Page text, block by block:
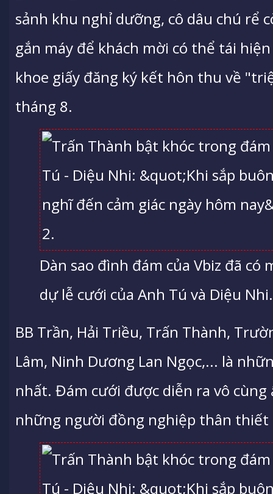
sảnh khu nghỉ dưỡng, cô dâu chú rể
gắn máy để khách mời có thể tái
khoe giấy đăng ký kết hôn thu về
tháng 8.
Dàn sao đình đám của Vbiz đã
dự lễ cưới của Anh Tú và Diệu
BB Trần, Hải Triều, Trấn Thành,
Lâm, Ninh Dương Lan Ngọc,... là
nhất. Đám cưới được diễn ra vô
những người đồng nghiệp thân thiết